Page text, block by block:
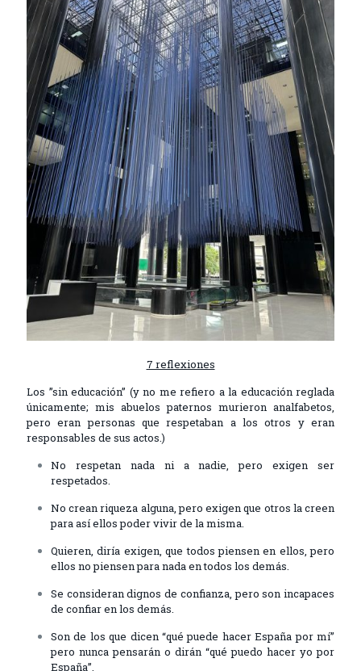
7 reflexiones
Los ”sin educación” (y no me refiero a la educación reglada
únicamente; mis abuelos paternos murieron analfabetos,
pero eran personas que respetaban a los otros y eran
responsables de sus actos.)
No respetan nada ni a nadie, pero exigen ser
respetados.
No crean riqueza alguna, pero exigen que otros la creen
para así ellos poder vivir de la misma.
Quieren, diría exigen, que todos piensen en ellos, pero
ellos no piensen para nada en todos los demás.
Se consideran dignos de confianza, pero son incapaces
de confiar en los demás.
Son de los que dicen “qué puede hacer España por mí”
pero nunca pensarán o dirán “qué puedo hacer yo por
España”.